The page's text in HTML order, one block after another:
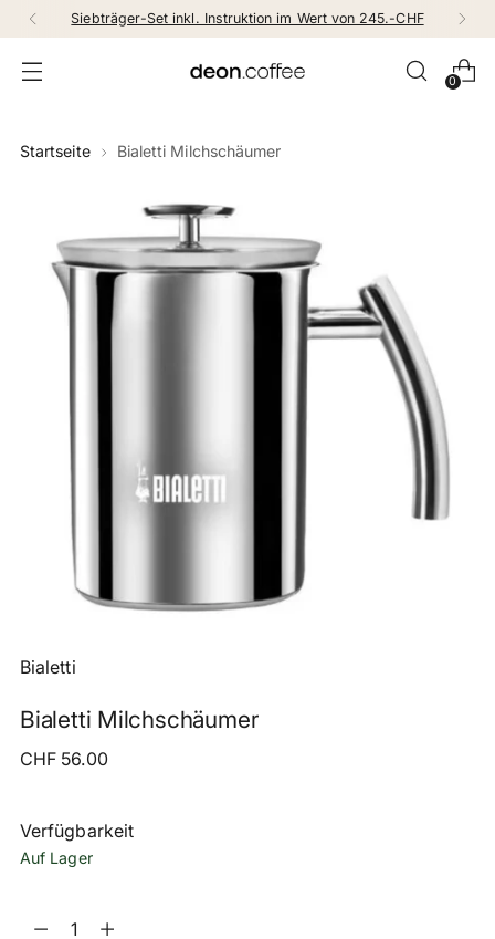
Siebträger-Set inkl. Instruktion im Wert von 245.-CHF
0
Startseite Bialetti Milchschäumer
Bialetti
Bialetti Milchschäumer
Regulärer
CHF 56.00
Verfügbarkeit
Auf Lager
Menge